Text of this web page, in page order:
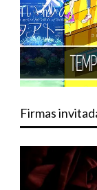
Firmas